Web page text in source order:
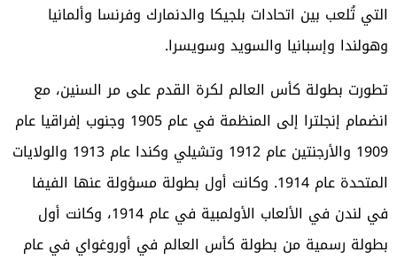
التي تُلعب بين اتحادات بلجيكا والدنمارك وفرنسا وألمانيا
وهولندا وإسبانيا والسويد وسويسرا.
تطورت بطولة كأس العالم لكرة القدم على مر السنين، مع
انضمام إنجلترا إلى المنظمة في عام 1905 وجنوب إفراقيا عام
1909 والأرجنتين عام 1912 وتشيلي وكندا عام 1913 والولايات
المتحدة عام 1914. وكانت أول بطولة مسؤولة عنها الفيفا
في لندن في الألعاب الأولمبية في عام 1914، وكانت أول
بطولة رسمية من بطولة كأس العالم في أوروغواي في عام